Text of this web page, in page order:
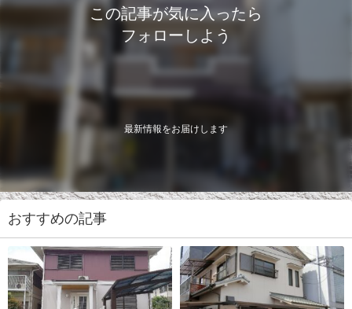
この記事が気に入ったら
フォローしよう
最新情報をお届けします
おすすめの記事